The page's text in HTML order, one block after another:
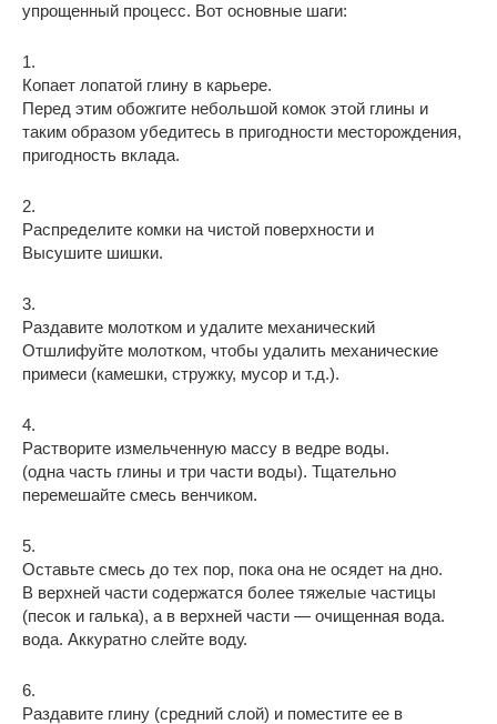
упрощенный процесс. Вот основные шаги:
1.
Копает лопатой глину в карьере.
Перед этим обожгите небольшой комок этой глины и
таким образом убедитесь в пригодности месторождения,
пригодность вклада.
2.
Распределите комки на чистой поверхности и
Высушите шишки.
3.
Раздавите молотком и удалите механический
Отшлифуйте молотком, чтобы удалить механические
примеси (камешки, стружку, мусор и т.д.).
4.
Растворите измельченную массу в ведре воды.
(одна часть глины и три части воды). Тщательно
перемешайте смесь венчиком.
5.
Оставьте смесь до тех пор, пока она не осядет на дно.
В верхней части содержатся более тяжелые частицы
(песок и галька), а в верхней части — очищенная вода.
вода. Аккуратно слейте воду.
6.
Раздавите глину (средний слой) и поместите ее в